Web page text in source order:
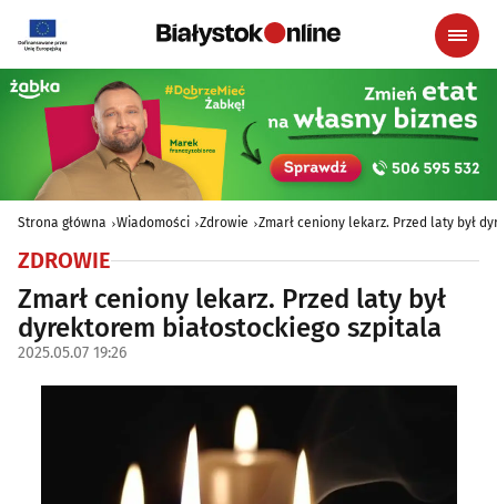
Strona główna Wiadomości Zdrowie Zmarł ceniony lekarz. Przed laty był
ZDROWIE
Zmarł ceniony lekarz. Przed laty był
dyrektorem białostockiego szpitala
2025.05.07 19:26